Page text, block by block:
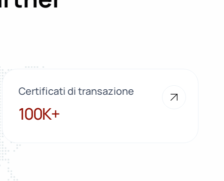
Certificati di transazione
100K+
100K+